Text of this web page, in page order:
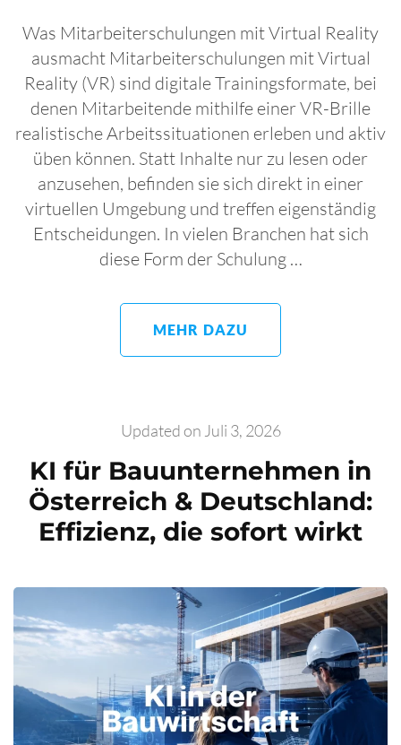
Was Mit­ar­bei­ter­schu­lun­gen mit Vir­tu­al Rea­li­ty
aus­macht Mitarbeiterschulungen mit Virtual
Reality (VR) sind digitale Trainingsformate, bei
denen Mitarbeitende mithilfe einer VR-Brille
realistische Arbeitssituationen erleben und aktiv
üben können. Statt Inhalte nur zu lesen oder
anzusehen, befinden sie sich direkt in einer
virtuellen Umgebung und treffen eigenständig
Entscheidungen. In vielen Branchen hat sich
diese Form der Schulung …
MEHR DAZU
Updated on Juli 3, 2026
KI für Bauunternehmen in
Österreich & Deutschland:
Effizienz, die sofort wirkt